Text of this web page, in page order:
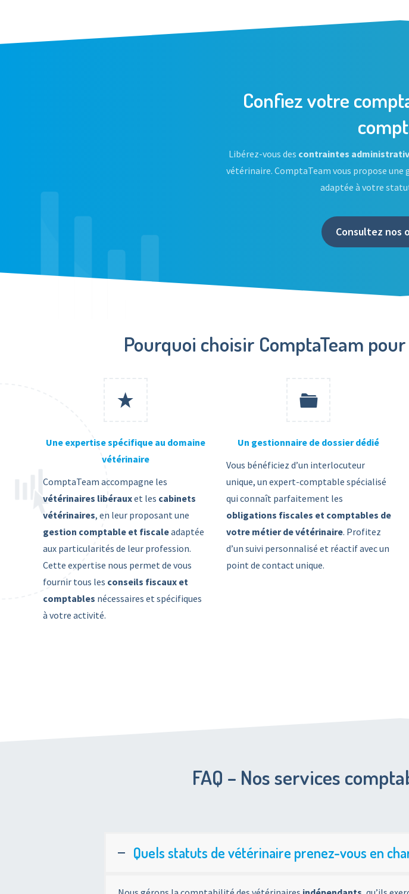
Confiez votre
Libérez-vous des contraintes
vétérinaire. ComptaTeam vous propose
adaptée à votre
Consultez nos
Pourquoi choisir ComptaTeam
Une expertise spécifique au domaine
vétérinaire
ComptaTeam accompagne les
vétérinaires libérauxet les cabinets
vétérinaires, en leur proposant une
gestion comptable et fiscaleadaptée
aux particularités de leur profession.
Cette expertise nous permet de vous
fournir tous les conseils fiscaux et
comptables nécessaires et spécifiques
à votre activité.
Un gestionnaire de dossier dédié
Vous bénéficiez d’un interlocuteur
unique, un expert-comptable spécialisé
qui connaît parfaitement les
obligations fiscales et comptables de
votre métier de vétérinaire. Profitez
d’un suivi personnalisé et réactif avec un
point de contact unique.
FAQ – Nos services
Quels statuts de vétérinaire prenez-vous en